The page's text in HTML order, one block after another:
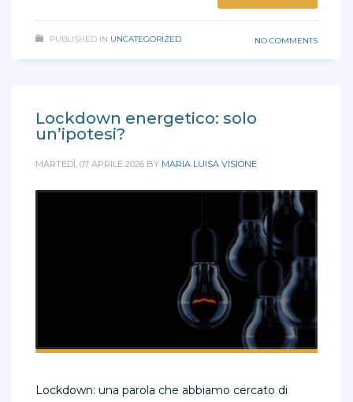
PUBLISHED IN UNCATEGORIZED NO COMMENTS
Lockdown energetico: solo
un’ipotesi?
MARTEDÌ, 07 APRILE 2026 BY MARIA LUISA VISIONE
Lockdown: una parola che abbiamo cercato di